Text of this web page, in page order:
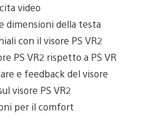
video
dimensioni della testa
con il visore PS VR2
PS VR2 rispetto a PS VR
e feedback del visore
visore PS VR2
per il comfort